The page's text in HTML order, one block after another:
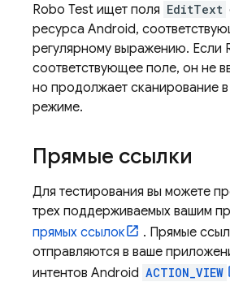
Robo Test ищет поля EditText
ресурса Android,
регулярному выражению. Если
соответствующее поле, он не
но продолжает сканирование
режиме.
Прямые ссылки
Для тестирования вы можете
трех поддерживаемых вашим
прямых ссылок
. Прямые
отправляются в ваше
интентов Android ACTION_VIEW